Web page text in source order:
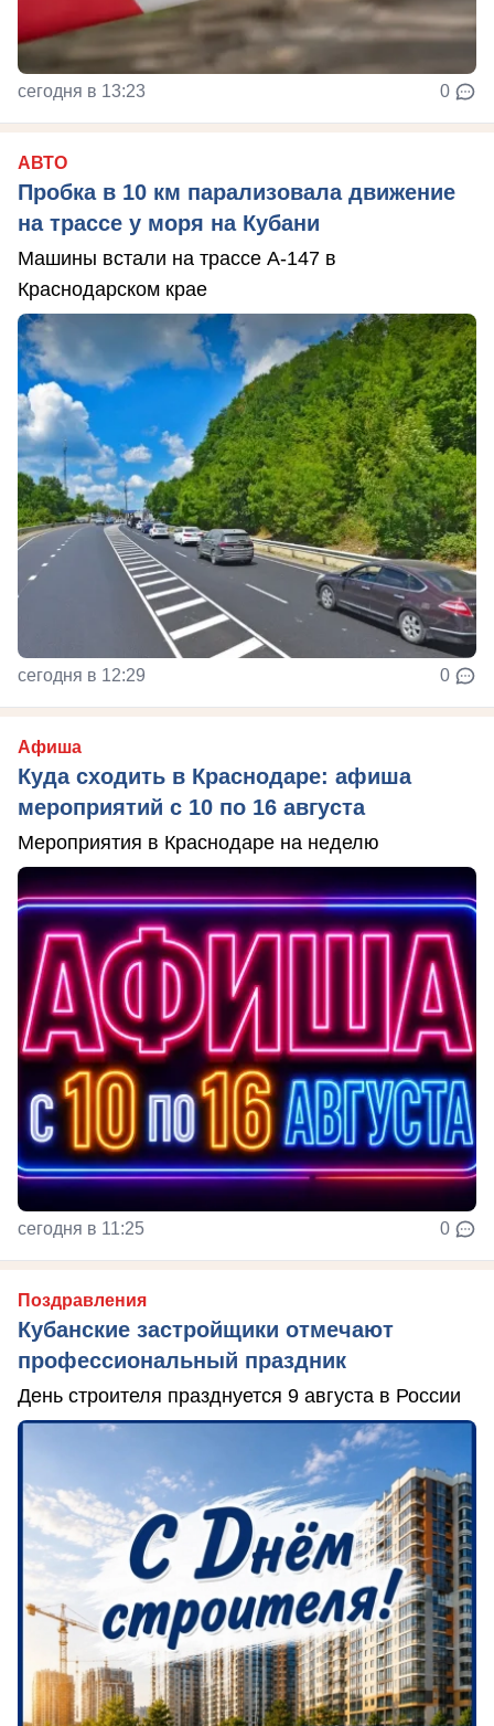
сегодня в 13:23 0
АВТО
Пробка в 10 км парализовала движение
на трассе у моря на Кубани
Машины встали на трассе А-147 в
Краснодарском крае
сегодня в 12:29 0
Афиша
Куда сходить в Краснодаре: афиша
мероприятий с 10 по 16 августа
Мероприятия в Краснодаре на неделю
сегодня в 11:25 0
Поздравления
Кубанские застройщики отмечают
профессиональный праздник
День строителя празднуется 9 августа в России